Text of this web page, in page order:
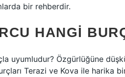
bir rehberdir.
HANGI
uyumludur? Özgürlüğüne
Terazi ve Kova ile harika